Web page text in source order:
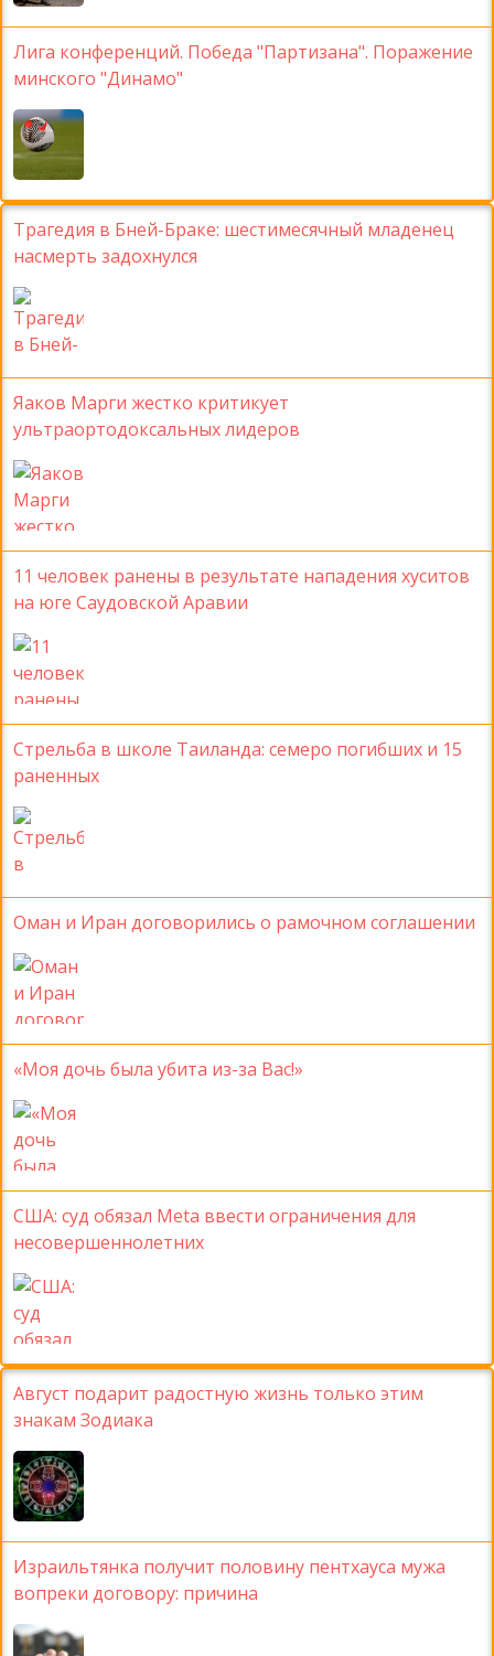
Лига конференций. Победа "Партизана". Поражение
минского "Динамо"
Трагедия в Бней-Браке: шестимесячный младенец
насмерть задохнулся
Яаков Марги жестко критикует
ультраортодоксальных лидеров
11 человек ранены в результате нападения хуситов
на юге Саудовской Аравии
Стрельба в школе Таиланда: семеро погибших и 15
раненных
Оман и Иран договорились о рамочном соглашении
«Моя дочь была убита из-за Вас!»
США: суд обязал Meta ввести ограничения для
несовершеннолетних
Август подарит радостную жизнь только этим
знакам Зодиака
Израильтянка получит половину пентхауса мужа
вопреки договору: причина